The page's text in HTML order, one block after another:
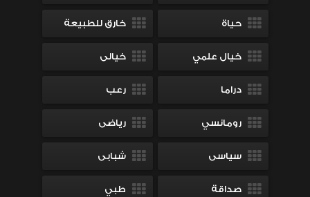
حياة خارق للطبيعة
خيال علمي خيالى
دراما رعب
رومانسي رياضى
سياسى شبابى
صداقة طبي